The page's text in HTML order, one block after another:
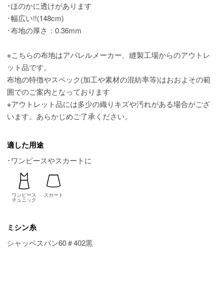
･ほのかに透けがあります
･幅広い!!(148cm)
･布地の厚さ：0.36mm
※こちらの布地はアパレルメーカー、縫製工場からのアウトレ
ット品です。
布地の特徴やスペック(加工や素材の混紡率等)はおおよその範
囲でのご案内となっております
※アウトレット品には多少の織りキズや汚れがある場合がござ
います。あらかじめご了承ください。
適した用途
･ワンピースやスカートに
ワンピース
チュニック
スカート
ミシン糸
シャッペスパン60＃402黒